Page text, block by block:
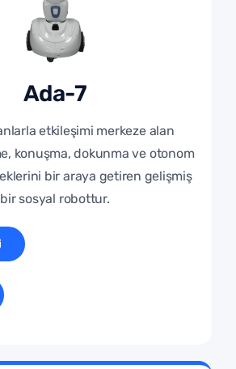
Ada-7
etkileşimi merkeze alan
konuşma, dokunma ve otonom
bir araya getiren gelişmiş
bir sosyal robottur.